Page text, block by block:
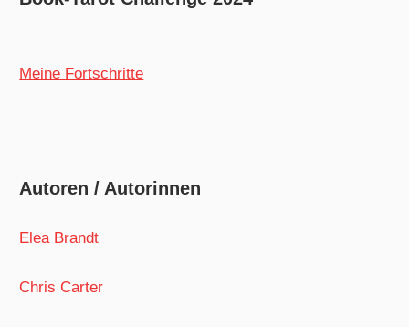
Meine Fortschritte
Autoren / Autorinnen
Elea Brandt
Chris Carter